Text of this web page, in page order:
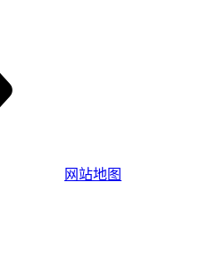
网站地图